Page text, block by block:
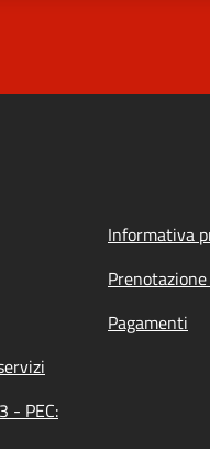
Informativa
Pagamenti
- PEC: